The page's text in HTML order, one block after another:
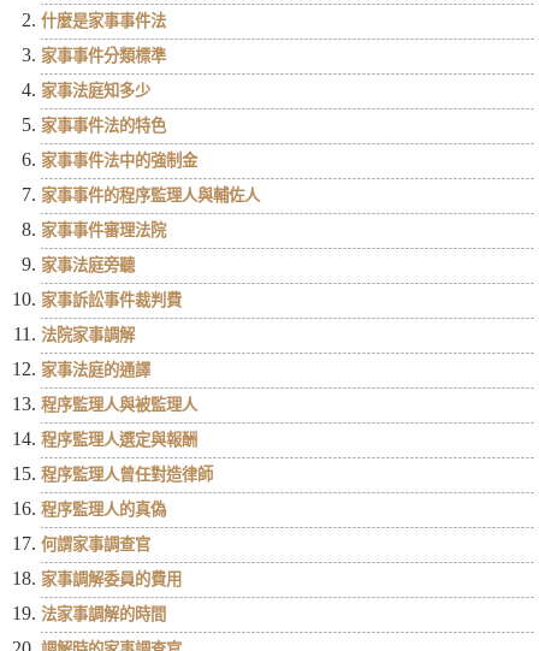
什麼是家事事件法
家事事件分類標準
家事法庭知多少
家事事件法的特色
家事事件法中的強制金
家事事件的程序監理人與輔佐人
家事事件審理法院
家事法庭旁聽
家事訴訟事件裁判費
法院家事調解
家事法庭的通譯
程序監理人與被監理人
程序監理人選定與報酬
程序監理人曾任對造律師
程序監理人的真偽
何謂家事調查官
家事調解委員的費用
法家事調解的時間